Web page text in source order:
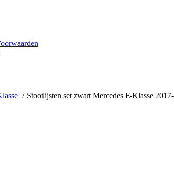
Stootlijsten set zwart Mercedes E-Klasse 2017-